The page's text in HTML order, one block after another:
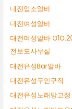
대전업소알바
대전여성알바
대전여성알바
전보도사무실
대전유성Bar알바
대전유성구인구직
대전유성노래방고정